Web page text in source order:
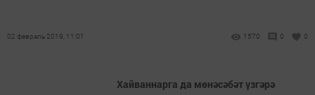
02 февраль 2019, 11:01 1570 0 0
Хайваннарга да мөнәсәбәт үзгәрә